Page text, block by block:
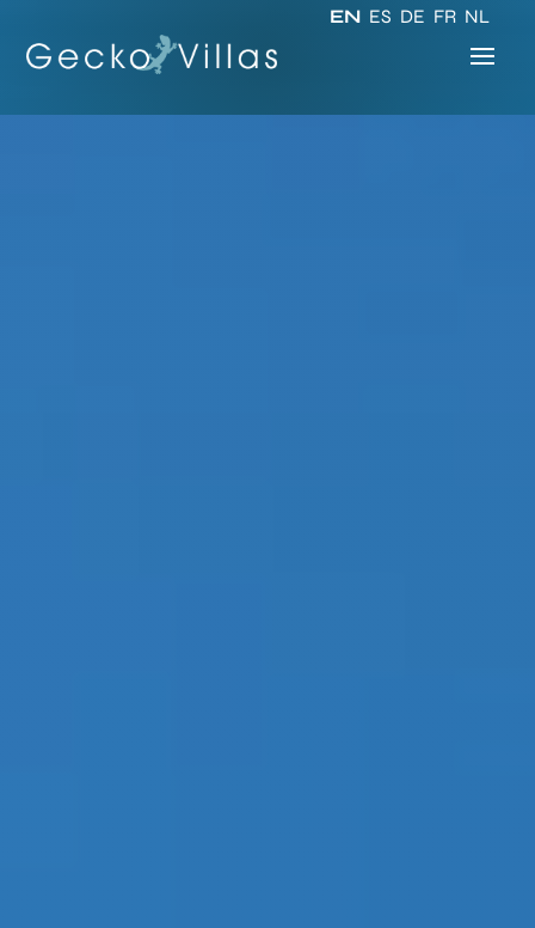
EN ES DE FR NL